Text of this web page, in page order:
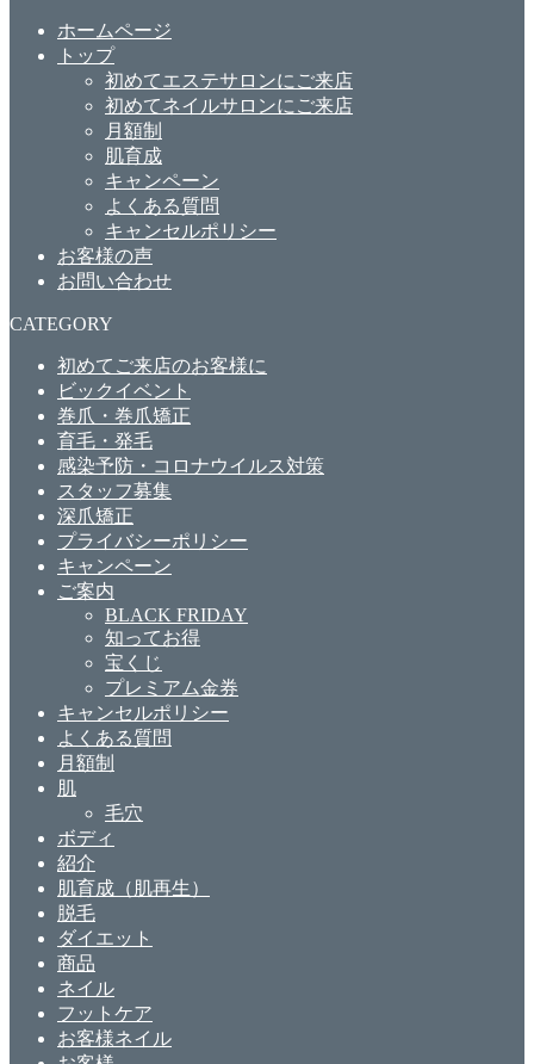
ホームページ
トップ
初めてエステサロンにご来店
初めてネイルサロンにご来店
月額制
肌育成
キャンペーン
よくある質問
キャンセルポリシー
お客様の声
お問い合わせ
CATEGORY
初めてご来店のお客様に
ビックイベント
巻爪・巻爪矯正
育毛・発毛
感染予防・コロナウイルス対策
スタッフ募集
深爪矯正
プライバシーポリシー
キャンペーン
ご案内
BLACK FRIDAY
知ってお得
宝くじ
プレミアム金券
キャンセルポリシー
よくある質問
月額制
肌
毛穴
ボディ
紹介
肌育成（肌再生）
脱毛
ダイエット
商品
ネイル
フットケア
お客様ネイル